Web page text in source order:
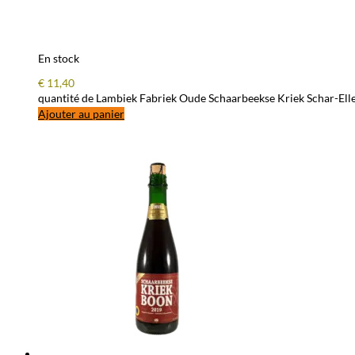
En stock
€ 11,40
quantité de Lambiek Fabriek Oude Schaarbeekse Kriek Schar-
Ajouter au panier